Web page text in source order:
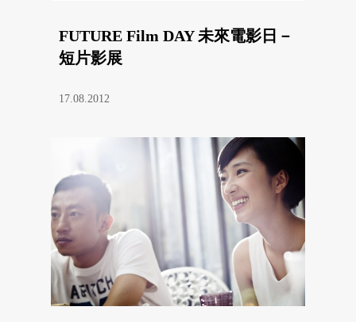
FUTURE Film DAY 未來電影日－
短片影展
17.08.2012